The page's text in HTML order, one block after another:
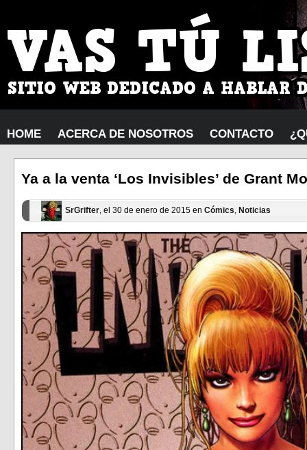
HOME ACERCA DE NOSOTROS CONTACTO
Ya a la venta ‘Los Invisibles’ de Grant
SrGrifter, el 30 de enero de 2015 en Cómics, Noticias